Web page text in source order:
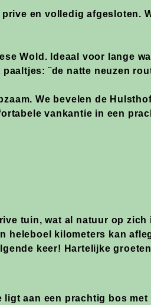
en volledig afgesloten.
Wold. Ideaal voor lange
¨de natte neuzen
We bevelen de
vankantie in een
tuin, wat al natuur op
heleboel kilometers kan
keer! Hartelijke
aan een prachtig bos